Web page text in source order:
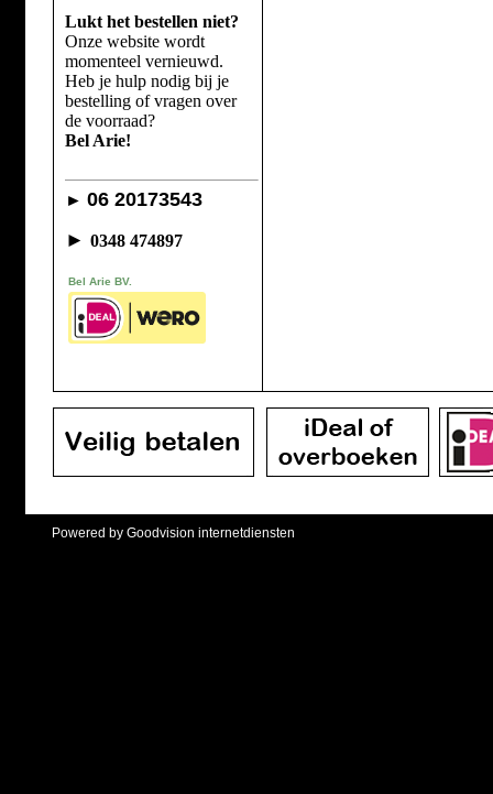
Lukt het bestellen niet?
Onze website wordt
momenteel vernieuwd.
Heb je hulp nodig bij je
bestelling of vragen over
de voorraad?
Bel Arie!
► 06 20173543
► 0348 474897
Bel Arie BV.
Powered by Goodvision internetdiensten